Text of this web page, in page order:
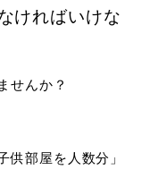
ければいけな
せんか？
部屋を人数分」